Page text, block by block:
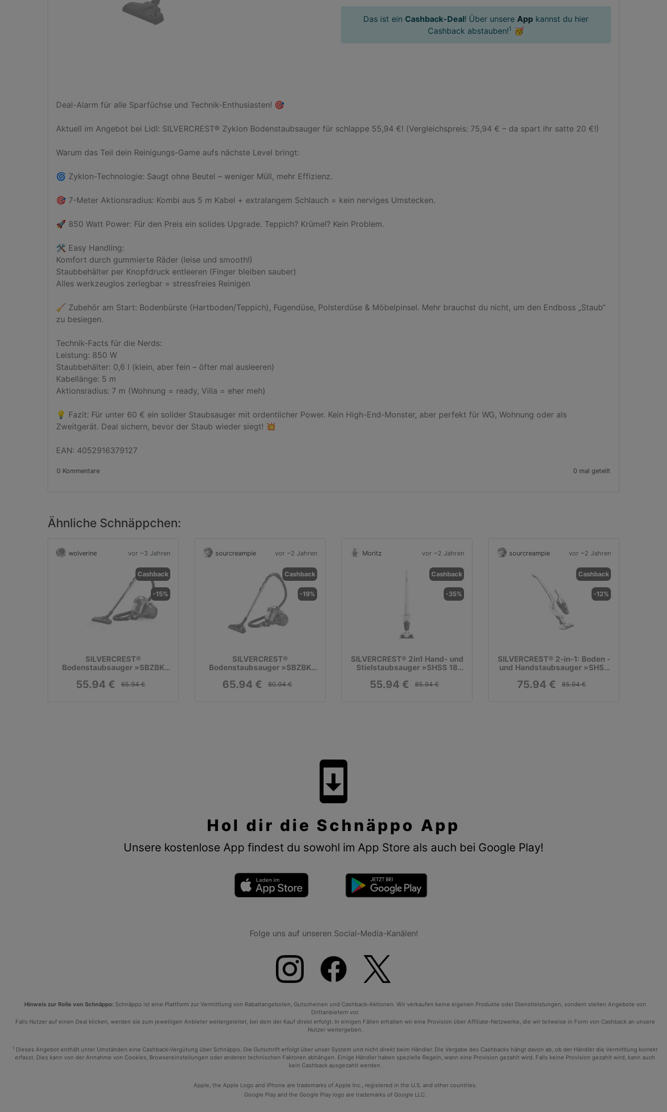
Das ist ein Cashback-Deal! Über unsere App kannst du hier
Cashback abstauben!1 🥳
Deal-Alarm für alle Sparfüchse und Technik-Enthusiasten! 🎯
Aktuell im Angebot bei Lidl: SILVERCREST® Zyklon Bodenstaubsauger für schlappe 55,94 €! (Vergleichspreis: 75,94 € – da spart ihr satte 20 €!)
Warum das Teil dein Reinigungs-Game aufs nächste Level bringt:
🌀 Zyklon-Technologie: Saugt ohne Beutel – weniger Müll, mehr Effizienz.
🎯 7-Meter Aktionsradius: Kombi aus 5 m Kabel + extralangem Schlauch = kein nerviges Umstecken.
🚀 850 Watt Power: Für den Preis ein solides Upgrade. Teppich? Krümel? Kein Problem.
🛠️ Easy Handling:
Komfort durch gummierte Räder (leise und smooth!)
Staubbehälter per Knopfdruck entleeren (Finger bleiben sauber)
Alles werkzeuglos zerlegbar = stressfreies Reinigen
🧹 Zubehör am Start: Bodenbürste (Hartboden/Teppich), Fugendüse, Polsterdüse & Möbelpinsel. Mehr brauchst du nicht, um den Endboss „Staub“
zu besiegen.
Technik-Facts für die Nerds:
Leistung: 850 W
Staubbehälter: 0,6 l (klein, aber fein – öfter mal ausleeren)
Kabellänge: 5 m
Aktionsradius: 7 m (Wohnung = ready, Villa = eher meh)
💡 Fazit: Für unter 60 € ein solider Staubsauger mit ordentlicher Power. Kein High-End-Monster, aber perfekt für WG, Wohnung oder als
Zweitgerät. Deal sichern, bevor der Staub wieder siegt! 💥
EAN: 4052916379127
0 Kommentare 0 mal geteilt
Ähnliche Schnäppchen:
wolverine vor ~3 Jahren
Cashback
-15%
SILVERCREST®
Bodenstaubsauger »SBZBK
55.94 € 65.94 €
sourcreampie vor ~2 Jahren
Cashback
-19%
SILVERCREST®
Bodenstaubsauger »SBZBK
65.94 € 80.94 €
Moritz vor ~2 Jahren
Cashback
-35%
SILVERCREST® 2in1 Hand- und
Stielstaubsauger »SHSS 18
55.94 € 85.94 €
sourcreampie vor ~2 Jahren
Cashback
-12%
SILVERCREST® 2-in-1: Boden -
und Handstaubsauger »SHSS
75.94 € 85.94 €
system_update
Hol dir die Schnäppo App
Unsere kostenlose App findest du sowohl im App Store als auch bei Google Play!
Folge uns auf unseren Social-Media-Kanälen!
Hinweis zur Rolle von Schnäppo:Schnäppo ist eine Plattform zur Vermittlung von Rabattangeboten, Gutscheinen und Cashback-Aktionen. Wir verkaufen keine eigenen Produkte oder Dienstleistungen, sondern stellen Angebote von
Drittanbietern vor.
Falls Nutzer auf einen Deal klicken, werden sie zum jeweiligen Anbieter weitergeleitet, bei dem der Kauf direkt erfolgt. In einigen Fällen erhalten wir eine Provision über Affiliate-Netzwerke, die wir teilweise in Form von Cashback an unsere
Nutzer weitergeben.
1 Dieses Angebot enthält unter Umständen eine Cashback-Vergütung über Schnäppo. Die Gutschrift erfolgt über unser System und nicht direkt beim Händler. Die Vergabe des Cashbacks hängt davon ab, ob der Händler die Vermittlung korrekt
erfasst. Dies kann von der Annahme von Cookies, Browsereinstellungen oder anderen technischen Faktoren abhängen. Einige Händler haben spezielle Regeln, wann eine Provision gezahlt wird. Falls keine Provision gezahlt wird, kann auch
kein Cashback ausgezahlt werden.
Apple, the Apple Logo and iPhone are trademarks of Apple Inc., registered in the U.S. and other countries.
Google Play and the Google Play logo are trademarks of Google LLC.